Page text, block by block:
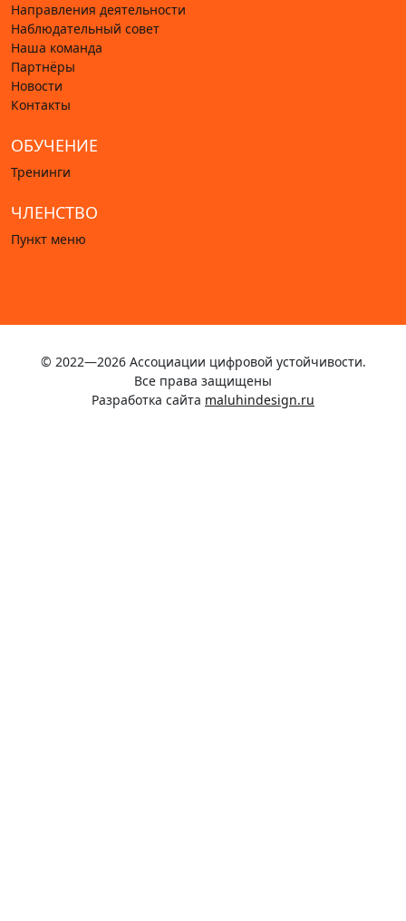
Направления деятельности
Наблюдательный совет
Наша команда
Партнёры
Новости
Контакты
ОБУЧЕНИЕ
Тренинги
ЧЛЕНСТВО
Пункт меню
© 2022—2026 Ассоциации цифровой устойчивости.
Все права защищены
Разработка сайта maluhindesign.ru